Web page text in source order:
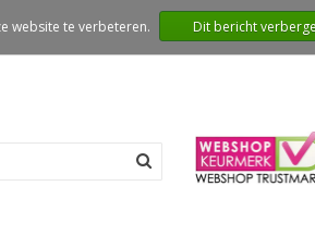
website te verbeteren. Dit bericht